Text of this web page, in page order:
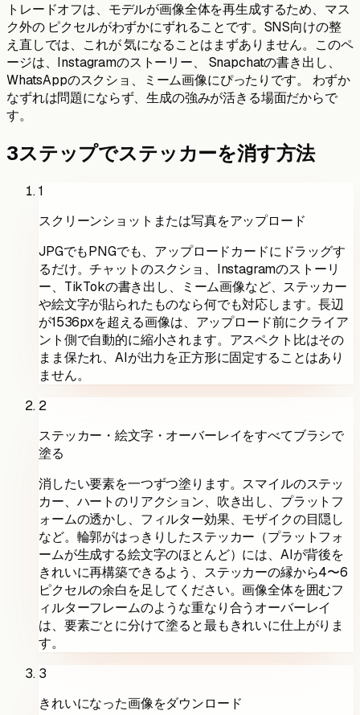
トレードオフは、モデルが画像全体を再生成するため、マス
ク外の ピクセルがわずかにずれることです。SNS向けの整
え直しでは、これが 気になることはまずありません。このペ
ージは、Instagramのストーリー、 Snapchatの書き出し、
WhatsAppのスクショ、ミーム画像にぴったりです。 わずか
なずれは問題にならず、生成の強みが活きる場面だからで
す。
3ステップでステッカーを消す方法
1
スクリーンショットまたは写真をアップロード
JPGでもPNGでも、アップロードカードにドラッグす
るだけ。チャットのスクショ、Instagramのストーリ
ー、TikTokの書き出し、ミーム画像など、ステッカー
や絵文字が貼られたものなら何でも対応します。長辺
が1536pxを超える画像は、アップロード前にクライア
ント側で自動的に縮小されます。アスペクト比はその
まま保たれ、AIが出力を正方形に固定することはあり
ません。
2
ステッカー・絵文字・オーバーレイをすべてブラシで
塗る
消したい要素を一つずつ塗ります。スマイルのステッ
カー、ハートのリアクション、吹き出し、プラットフ
ォームの透かし、フィルター効果、モザイクの目隠し
など。輪郭がはっきりしたステッカー（プラットフォ
ームが生成する絵文字のほとんど）には、AIが背後を
きれいに再構築できるよう、ステッカーの縁から4〜6
ピクセルの余白を足してください。画像全体を囲むフ
ィルターフレームのような重なり合うオーバーレイ
は、要素ごとに分けて塗ると最もきれいに仕上がりま
す。
3
きれいになった画像をダウンロード